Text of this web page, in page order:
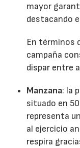
mayor
destacando
En términos
campaña
dispar entre
Manzana: la
situado en
representa
al ejercicio
respira